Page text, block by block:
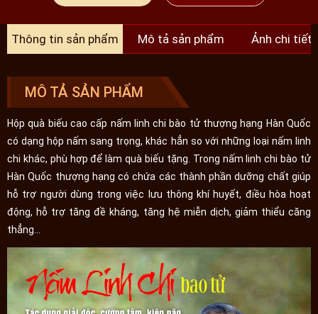
Thông tin sản phẩm Mô tả sản phẩm Ảnh chi tiết
MÔ TẢ SẢN PHẨM
Hộp quà biếu cao cấp nấm linh chi bào tử thượng hạng Hàn Quốc
có dạng hộp nấm sang trọng, khác hẳn so với những loại nấm linh
chi khác, phù hợp để làm quà biếu tặng. Trong nấm linh chi bào tử
Hàn Quốc thượng hạng có chứa các thành phần dưỡng chất giúp
hỗ trợ người dùng trong việc lưu thông khí huyết, điều hòa hoạt
động, hỗ trợ tăng đề kháng, tăng hệ miễn dịch, giảm thiểu căng
thẳng…